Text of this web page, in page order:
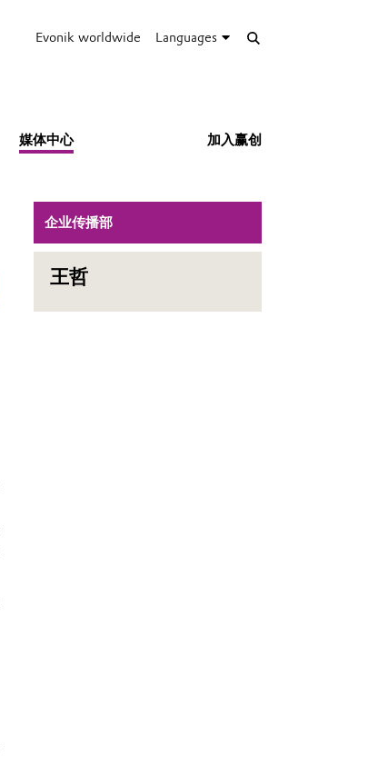
Evonik worldwide Languages
媒体中心 加入赢创
企业传播部
王哲